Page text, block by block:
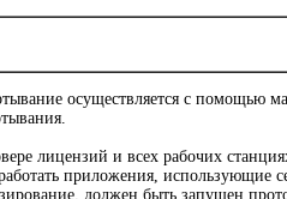
осуществляется с помощью
лицензий и всех рабочих
приложения, использующие
должен быть запущен